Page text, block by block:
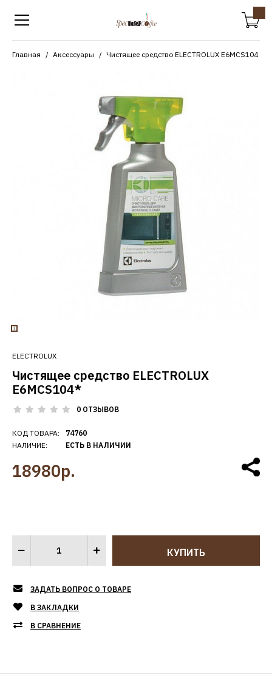
Главная Аксессуары Чистящее средство ELECTROLUX E6MCS104
ELECTROLUX
Чистящее средство ELECTROLUX
E6MCS104*
0 ОТЗЫВОВ
КОД ТОВАРА:
НАЛИЧИЕ:
74760
ЕСТЬ В НАЛИЧИИ
18980р.
ЗАДАТЬ ВОПРОС О ТОВАРЕ
В ЗАКЛАДКИ
В СРАВНЕНИЕ